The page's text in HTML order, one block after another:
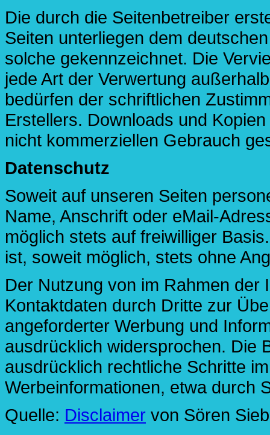
Die durch die Seitenbetreiber
Seiten unterliegen dem
solche gekennzeichnet. Die
jede Art der Verwertung
bedürfen der schriftlichen
Erstellers. Downloads und
nicht kommerziellen Gebrauch
Datenschutz
Soweit auf unseren Seiten
Name, Anschrift oder eMail-
möglich stets auf freiwilliger
ist, soweit möglich, stets ohne
Der Nutzung von im Rahmen der
Kontaktdaten durch Dritte zur
angeforderter Werbung und
ausdrücklich widersprochen. Die
ausdrücklich rechtliche Schritte
Werbeinformationen, etwa durch
Quelle: Disclaimer von Sören